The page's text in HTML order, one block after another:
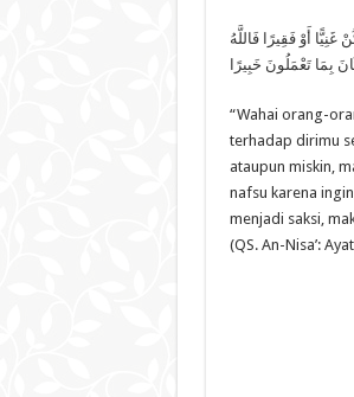
أَوْ فَقِيرًا فَاللَّهُ
بِمَا تَعْمَلُونَ خَبِيرًا
“Wahai orang-
terhadap dirimu
ataupun miskin,
nafsu karena
menjadi saksi,
(QS. An-Nisa’: